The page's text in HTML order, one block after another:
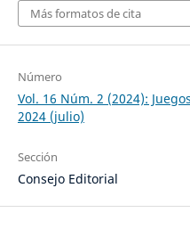
Más formatos de cita
Número
Vol. 16 Núm. 2 (2024):
2024 (julio)
Sección
Consejo Editorial